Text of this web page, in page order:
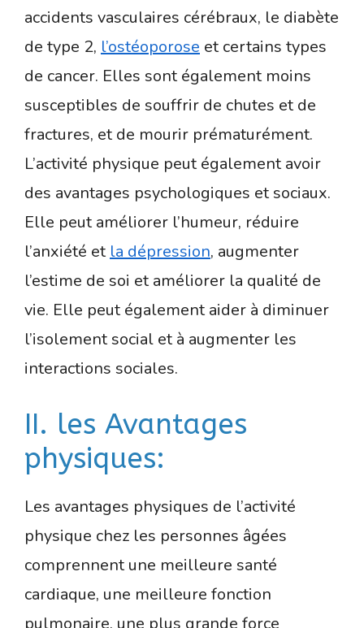
accidents vasculaires cérébraux, le diabète
de type 2, l’ostéoporose et certains types
de cancer. Elles sont également moins
susceptibles de souffrir de chutes et de
fractures, et de mourir prématurément.
L’activité physique peut également avoir
des avantages psychologiques et sociaux.
Elle peut améliorer l’humeur, réduire
l’anxiété et la dépression, augmenter
l’estime de soi et améliorer la qualité de
vie. Elle peut également aider à diminuer
l’isolement social et à augmenter les
interactions sociales.
II. les Avantages
physiques:
Les avantages physiques de l’activité
physique chez les personnes âgées
comprennent une meilleure santé
cardiaque, une meilleure fonction
pulmonaire, une plus grande force